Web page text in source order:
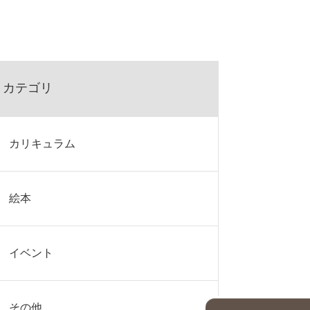
カテゴリ
カリキュラム
絵本
イベント
その他